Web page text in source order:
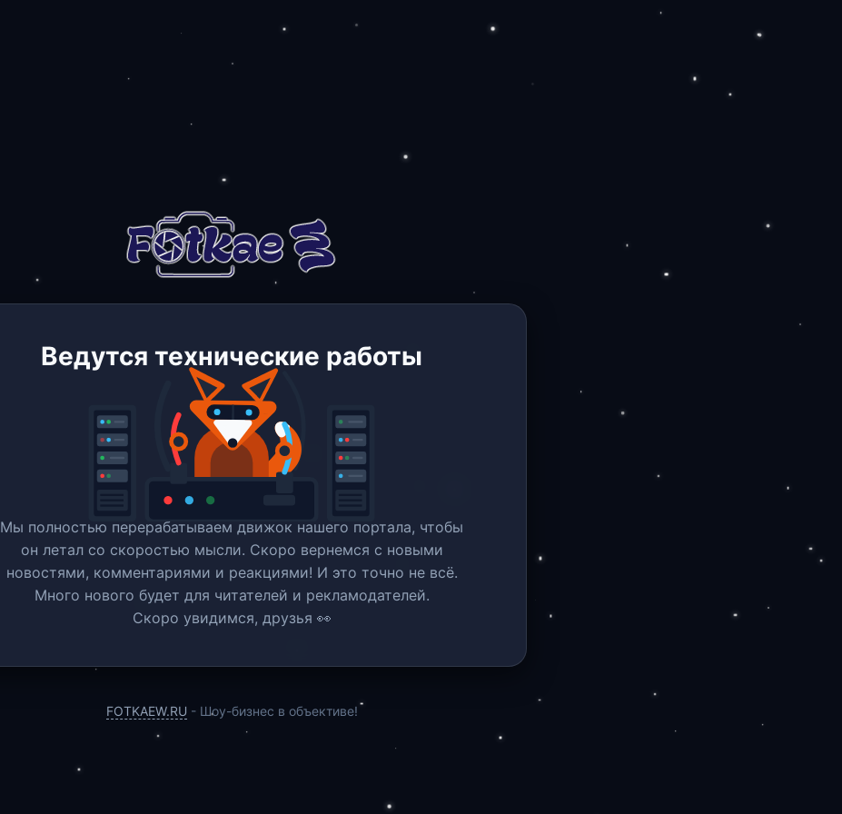
Ведутся технические работы
Мы полностью перерабатываем движок нашего портала, чтобы
он летал со скоростью мысли. Скоро вернемся c новыми
новостями, комментариями и реакциями! И это точно не всё.
Много нового будет для читателей и рекламодателей.
Скоро увидимся, друзья 👀
FOTKAEW.RU - Шоу-бизнес в объективе!